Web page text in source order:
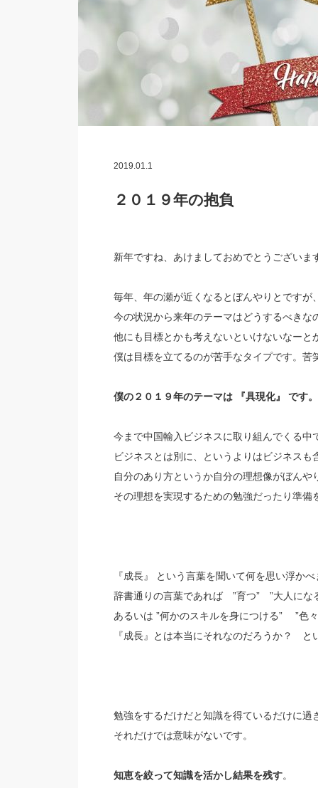
2019.01.1
２０１９年の抱負
新年ですね、あけましておめでとうございま
毎年、年の瀬が近くなるとぼんやりとですが
今の状況から来年のテーマはどうするべきな
他にも目標とかも考えないといけないなーと
僕は目標を立てるのが苦手なタイプです。苦
僕の２０１９年のテーマは 『具現化』 です。
今まで中国輸入ビジネスに取り組んでくる中
ビジネスとは別に、というよりはビジネスも
自分のあり方というか自分の理想像がぼんや
その理想を実現するための勉強だったり準備
『成長』 という言葉を聞いて何を思い浮か
辞書通りの言葉であれば ”育つ” ”大人に
あるいは ”何かのスキルを身につける” ”色
『成長』とは本当にそれなのだろうか？ と
勉強をするだけだと知識を得ているだけに過
それだけでは意味がないです。
知恵を絞って知識を活かし結果を残す。